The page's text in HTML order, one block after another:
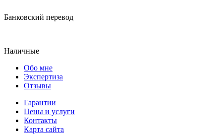
Банковский перевод
Наличные
Обо мне
Экспертиза
Отзывы
Гарантии
Цены и услуги
Контакты
Карта сайта